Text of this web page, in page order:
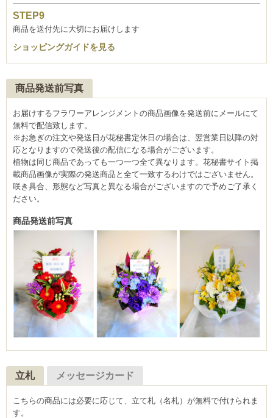
商品を送付先に大切にお届けします
ショッピングガイドを見る
商品発送前写真
お届けするフラワーアレンジメントの商品画像を発送前にメールにて
無料で配信致します。
※お急ぎの注文や発送日が花秘書定休日の場合は、翌営業日以降の対
応となりますので発送後の配信になる場合がございます。
植物は同じ商品であっても一つ一つ全て異なります。花秘書サイト掲
載商品画像が実際の発送商品と全て一致するわけではございません。
咲き具合、形態など写真と異なる場合がございますので予めご了承く
ださい。
商品発送前写真
立札 メッセージカード
こちらの商品には必要に応じて、立て札（名札）が無料で付けられま
す。